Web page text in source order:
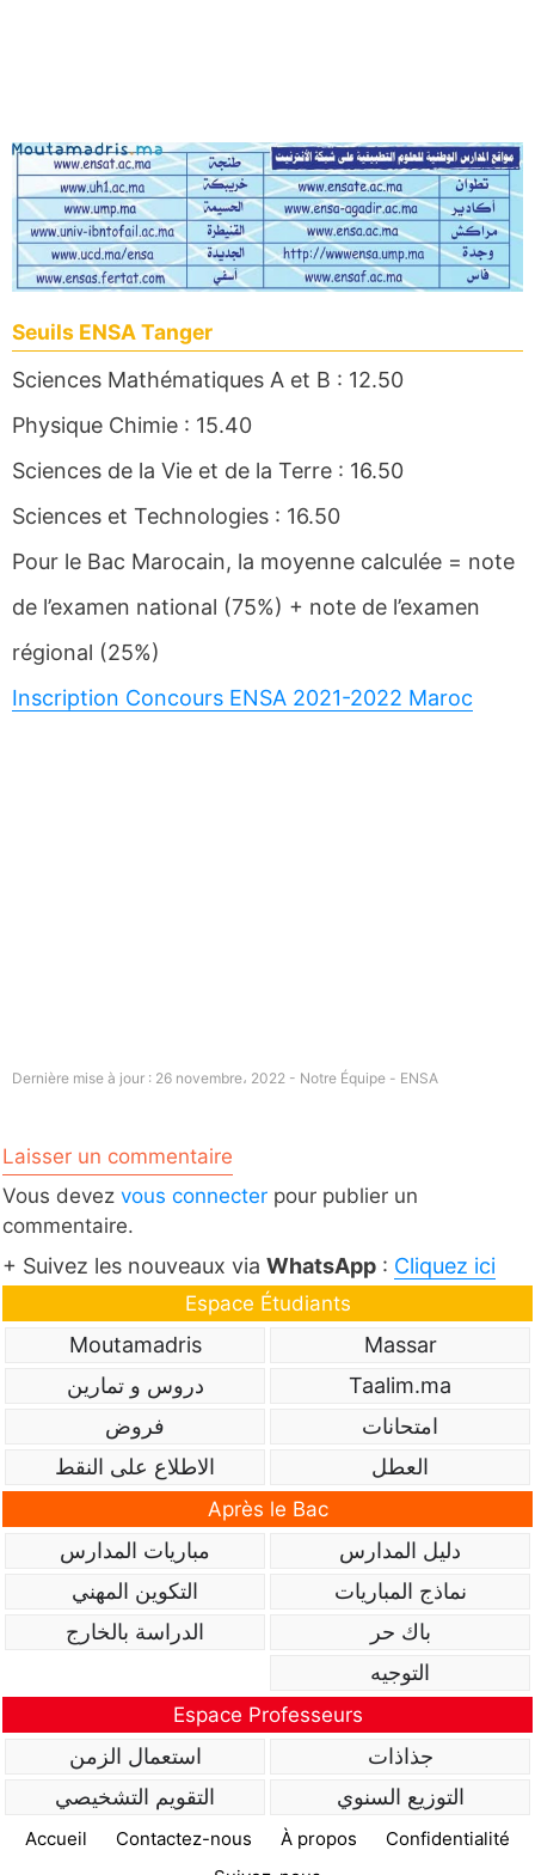
Seuils ENSA Tanger
Sciences Mathématiques A et B : 12.50
Physique Chimie : 15.40
Sciences de la Vie et de la Terre : 16.50
Sciences et Technologies : 16.50
Pour le Bac Marocain, la moyenne calculée = note
de l’examen national (75%) + note de l’examen
régional (25%)
Inscription Concours ENSA 2021-2022 Maroc
Dernière mise à jour : 26 novembre، 2022 - Notre Équipe - ENSA
Laisser un commentaire
Vous devez vous connecter pour publier un
commentaire.
+ Suivez les nouveaux via WhatsApp : Cliquez ici
Espace Étudiants
Massar
Moutamadris
Taalim.ma
دروس و تمارين
امتحانات
فروض
العطل
الاطلاع على النقط
Après le Bac
دليل المدارس
مباريات المدارس
نماذج المباريات
التكوين المهني
باك حر
الدراسة بالخارج
التوجيه
Espace Professeurs
جذاذات
استعمال الزمن
التوزيع السنوي
التقويم التشخيصي
Accueil Contactez-nous À propos
Confidentialité